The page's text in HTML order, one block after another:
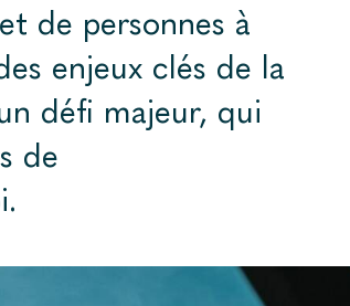
de personnes à
enjeux clés de la
défi majeur, qui
de